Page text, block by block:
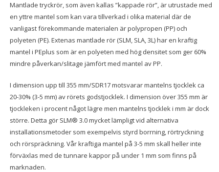
Mantlade tryckrör, som även kallas ”kappade rör”, är utrustade med
en yttre mantel som kan vara tillverkad i olika material där de
vanligast förekommande materialen är polypropen (PP) och
polyeten (PE). Extenas mantlade rör (SLM, SLA, 3L) har en kraftig
mantel i PEplus som är en polyeten med hög densitet som ger 60%
mindre påverkan/slitage jämfört med mantel av PP.
I dimension upp till 355 mm/SDR17 motsvarar mantelns tjocklek ca
20-30% (3-5 mm) av rörets godstjocklek. I dimension över 355 mm är
tjockleken i procent något lägre men mantelns tjocklek i mm är dock
större. Detta gör SLM® 3.0 mycket lämpligt vid alternativa
installationsmetoder som exempelvis styrd borrning, rörtryckning
och rörspräckning. Vår kraftiga mantel på 3-5 mm skall heller inte
förväxlas med de tunnare kappor på under 1 mm som finns på
marknaden.